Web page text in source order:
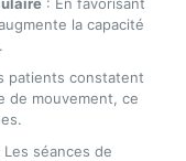
la capacité
patients constatent
de mouvement, ce
séances de